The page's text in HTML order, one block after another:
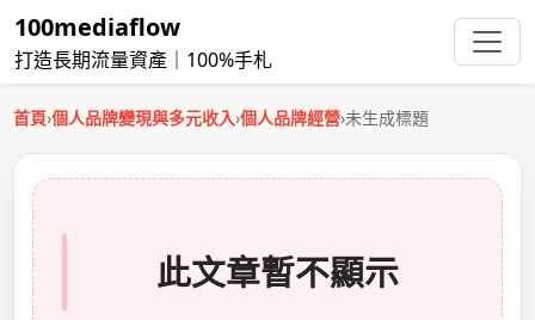
100mediaflow
打造長期流量資產｜100%手札
首頁›個人品牌變現與多元收入›個人品牌經營›未生成標題
此文章暫不顯示